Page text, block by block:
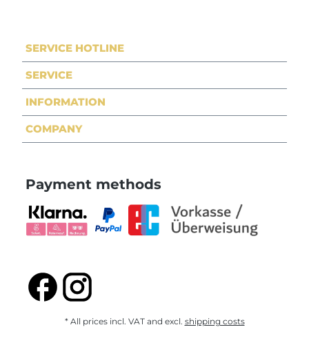
SERVICE HOTLINE
SERVICE
INFORMATION
COMPANY
Payment methods
* All prices incl. VAT and excl. shipping costs